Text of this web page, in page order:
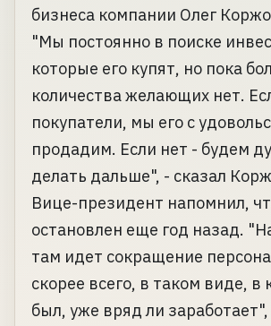
бизнеса компании Олег
"Мы постоянно в поиске
которые его купят, но пока
количества желающих нет.
покупатели, мы его с
продадим. Если нет - будем
делать дальше", - сказал
Вице-президент напомнил,
остановлен еще год назад.
там идет сокращение
скорее всего, в таком виде, в
был, уже вряд ли заработает",